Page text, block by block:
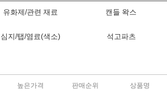
유화제/관련 재료 캔들 왁스
심지/탭/염료(색소) 석고파츠
높은가격 판매순위 상품명